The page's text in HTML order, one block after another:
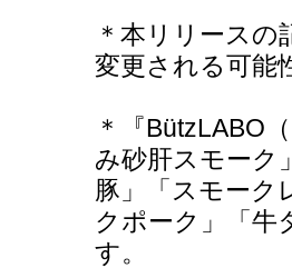
＊本リリース
変更される可能
＊『BützLABO
み砂肝スモーク
豚」「スモーク
クポーク」「牛
す。